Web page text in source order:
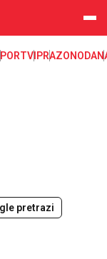
VIPRAZONODA
pretrazi